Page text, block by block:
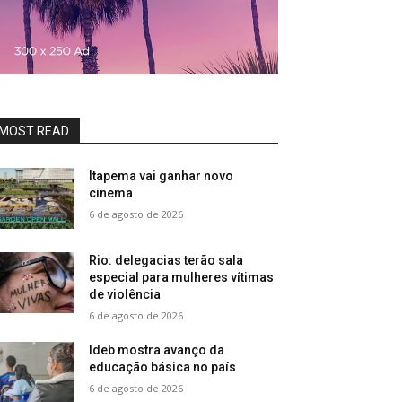
READ
Itapema vai ganhar novo
cinema
6 de agosto de 2026
Rio: delegacias terão sala
especial para mulheres vítimas
de violência
6 de agosto de 2026
Ideb mostra avanço da
educação básica no país
6 de agosto de 2026